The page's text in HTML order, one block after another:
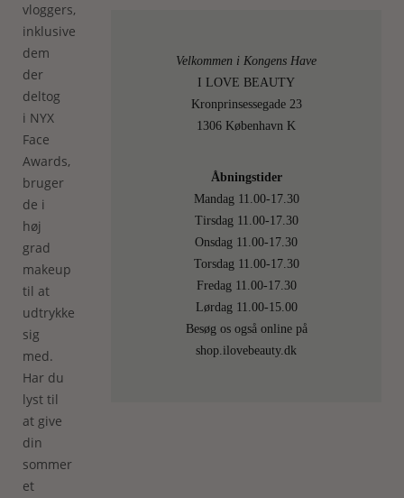
vloggers,
inklusive
dem
der
deltog
i NYX
Face
Awards,
bruger
de i
høj
grad
makeup
til at
udtrykke
sig
med.
Har du
lyst til
at give
din
sommer
et
Velkommen i Kongens Have
I LOVE BEAUTY
Kronprinsessegade 23
1306 København K
Åbningstider
Mandag 11.00-17.30
Tirsdag 11.00-17.30
Onsdag 11.00-17.30
Torsdag 11.00-17.30
Fredag 11.00-17.30
Lørdag 11.00-15.00
Besøg os også online på
shop.ilovebeauty.dk